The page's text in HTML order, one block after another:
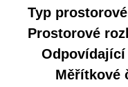
Typ
Prostorové
Měřítkové